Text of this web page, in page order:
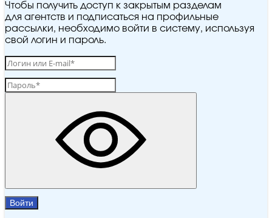
Чтобы получить доступ к закрытым разделам
для агентств и подписаться на профильные
рассылки, необходимо войти в систему, используя
свой логин и пароль.
Войти